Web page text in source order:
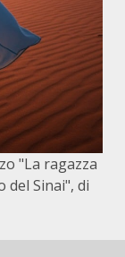
"La ragazza
del Sinai", di